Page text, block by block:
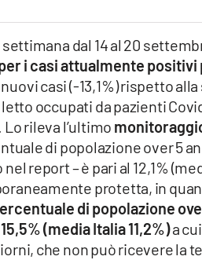
settimana dal 14 al 20
i casi attualmente positivi
casi (-13,1%) rispetto
occupati da pazienti
rileva l’ultimo
di popolazione over 5
report – è pari al 12,1%
protetta, in
di popolazione
(media Italia 11,2%)a
che non può ricevere la